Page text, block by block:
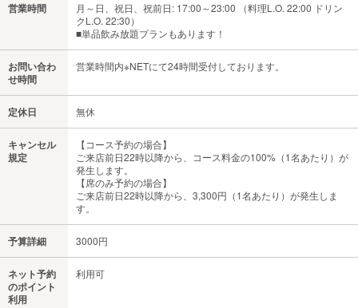
営業時間
月～日、祝日、祝前日: 17:00～23:00 （料理L.O. 22:00 ドリン
クL.O. 22:30）
■単品飲み放題プランもあります！
お問い合わ
せ時間
営業時間内※NETにて24時間受付しております。
定休日 無休
キャンセル
規定
【コース予約の場合】
ご来店前日22時以降から、コース料金の100%（1名あたり）が
発生します。
【席のみ予約の場合】
ご来店前日22時以降から、3,300円（1名あたり）が発生しま
す。
予算詳細 3000円
ネット予約
のポイント
利用
利用可